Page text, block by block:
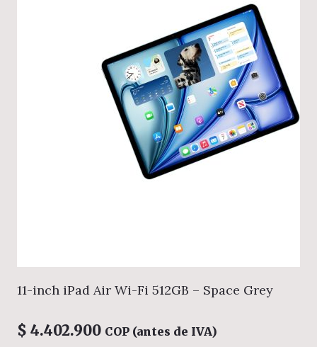
11-inch iPad Air Wi-Fi 512GB – Space Grey
$ 4.402.900 COP (antes de IVA)